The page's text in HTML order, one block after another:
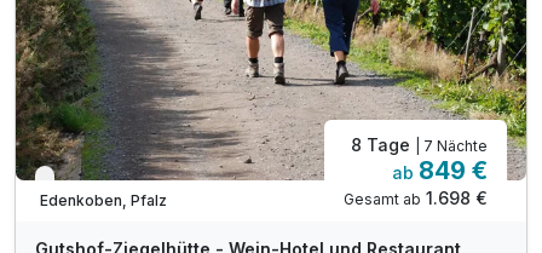
Nur noch bis August
Edenkoben, Pfalz
8 Tage | 7 Nächte
ab 849 €
Gesamt ab 1.698 €